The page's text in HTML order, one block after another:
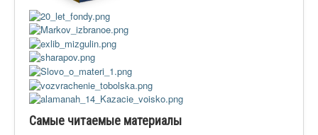
Ермаковополе.рф
Самые читаемые материалы